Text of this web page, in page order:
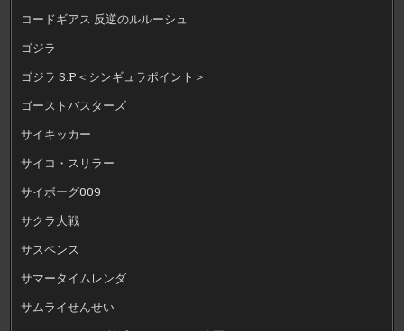
コードギアス 反逆のルルーシュ
ゴジラ
ゴジラ S.P＜シンギュラポイント＞
ゴーストバスターズ
サイキッカー
サイコ・スリラー
サイボーグ009
サクラ大戦
サスペンス
サマータイムレンダ
サムライせんせい